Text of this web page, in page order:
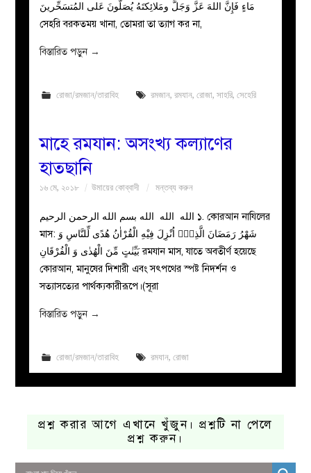
مَاءٍ فَإِنَّ اللهَ عَزَّ وَجَلَّ ومَلائِكتَهُ يُصَلُّونَ عَلى المُتسَحِّرينَ
সেহরি বরকতময় খানা, তোমরা তা ত্যাগ কর না,
বিস্তারিত পড়ুন →
রোজা/রমজান/তারাবিহ রমজান, রমযান, রোজা, সাহরি, সেহেরি
মাহে রমযান: অসংখ্য কল্যাণের
হাতছানি
১৬ মে, ২০১৮ উমায়ের কোব্বাদী মন্তব্য করুন
الله الله الله بسم الله الرحمن الرحيم ১. কোরআন নাযিলের
মাস: شَهْرُ رَمَضَانَ الَّذِیْۤ اُنْزِلَ فِیْهِ الْقُرْاٰنُ هُدًی لِّلنَّاسِ وَ
بَیِّنٰتٍ مِّنَ الْهُدٰی وَ الْفُرْقَانِ রমযান মাস, যাতে অবতীর্ণ হয়েছে
কোরআন, মানুষের দিশারী এবং সৎপথের স্পষ্ট নিদর্শন ও
সত্যাসত্যের পার্থক্যকারীরূপে।(সূরা
বিস্তারিত পড়ুন →
রোজা/রমজান/তারাবিহ রমযান, রোজা
প্রশ্ন করার আগে এখানে খুঁজুন। প্রশ্নটি না পেলে
প্রশ্ন করুন।